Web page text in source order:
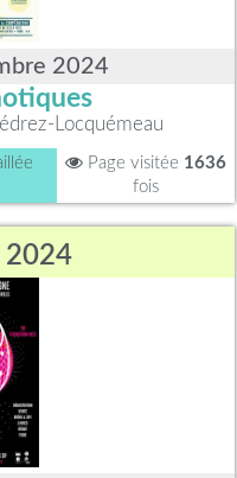
2024
Locquémeau
Page visitée 1636
fois
2024